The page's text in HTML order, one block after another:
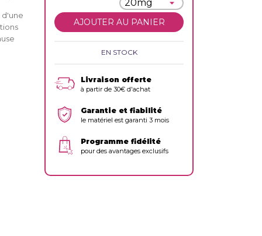
d'une
AJOUTER AU PANIER
EN STOCK
Livraison offerte
à partir de 30€ d'achat
Garantie et fiabilité
le matériel est garanti 3 mois
Programme fidélité
pour des avantages exclusifs